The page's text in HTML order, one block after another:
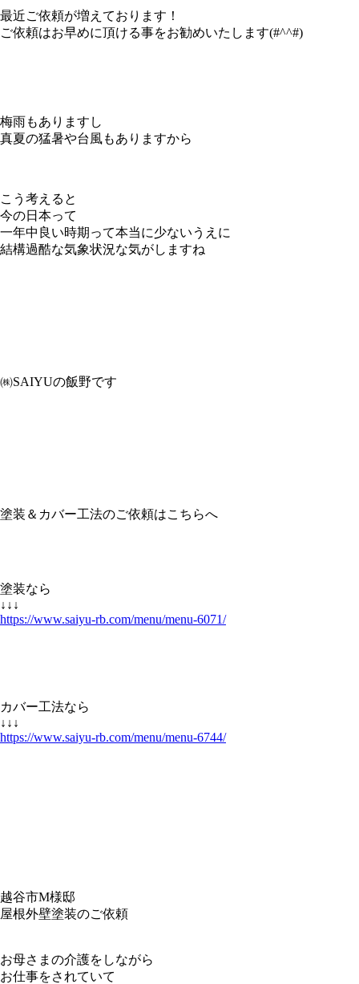
最近ご依頼が増えております！
ご依頼はお早めに頂ける事をお勧めいたします(#^^#)
梅雨もありますし
真夏の猛暑や台風もありますから
こう考えると
今の日本って
一年中良い時期って本当に少ないうえに
結構過酷な気象状況な気がしますね
㈱SAIYUの飯野です
塗装＆カバー工法のご依頼はこちらへ
塗装なら
↓↓↓
https://www.saiyu-rb.com/menu/menu-6071/
カバー工法なら
↓↓↓
https://www.saiyu-rb.com/menu/menu-6744/
越谷市M様邸
屋根外壁塗装のご依頼
お母さまの介護をしながら
お仕事をされていて